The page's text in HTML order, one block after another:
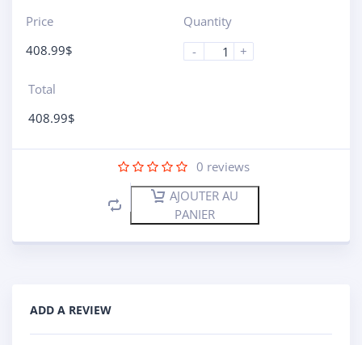
Price
408.99$
Quantity
-
+
Total
408.99$
0 reviews
AJOUTER AU
PANIER
ADD A REVIEW